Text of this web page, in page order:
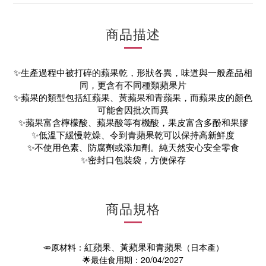
商品描述
✨生產過程中被打碎的蘋果乾，形狀各異 ，味道與一般產品相
同，更含有不同種類蘋果片
✨蘋果的類型包括紅蘋果、黃蘋果和青蘋果，而蘋果皮的顏色
可能會因批次而異
✨蘋果富含檸檬酸、蘋果酸等有機酸，果皮富含多酚和果膠
✨低溫下緩慢乾燥、令到青蘋果乾可以保持高新鮮度
✨不使用色素、防腐劑或添加劑。純天然安心安全零食
✨密封口包裝袋，方便保存
商品規格
🥕原材料： 紅蘋果、黃蘋果和青蘋果（日本產）
🌟最佳食用期： 20/04/2027